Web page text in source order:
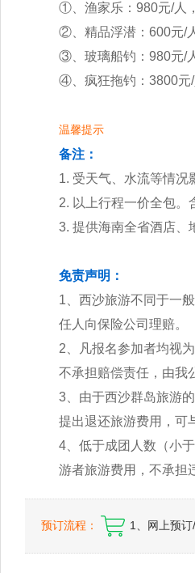
①、渔家乐：980元/人
②、精品浮潜：600元/
③、玻璃船钓：980元/
④、疯狂拖钓：3800元
温馨提示
备注：
1. 受天气、水流等情况
2. 以上行程一价全包。
3. 提供海南全省酒店、
免责声明：
1、西沙旅游不同于一
任人向保险公司理赔。
2、凡报名参加者均视
不承担赔偿责任，由我
3、由于西沙群岛旅游
提出退还旅游费用，可
4、低于成团人数（小
游者旅游费用，不承担
预订流程： 1、网上预